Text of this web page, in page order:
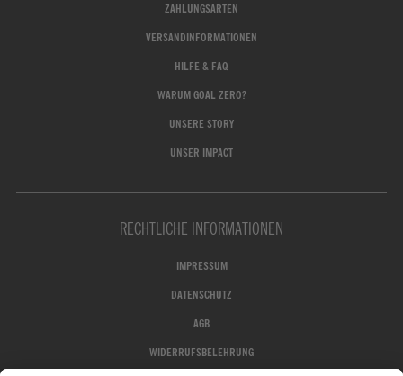
ZAHLUNGSARTEN
VERSANDINFORMATIONEN
HILFE & FAQ
WARUM GOAL ZERO?
UNSERE STORY
UNSER IMPACT
RECHTLICHE INFORMATIONEN
IMPRESSUM
DATENSCHUTZ
AGB
WIDERRUFSBELEHRUNG